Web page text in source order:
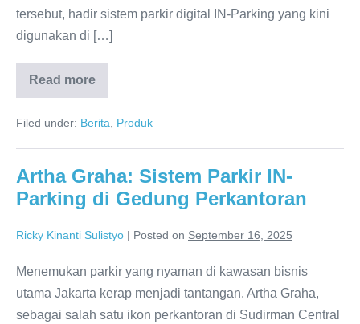
tersebut, hadir sistem parkir digital IN-Parking yang kini
digunakan di […]
Read more
Filed under: Berita Produk
Artha Graha: Sistem Parkir IN-
Parking di Gedung Perkantoran
Ricky Kinanti Sulistyo | Posted on September 16, 2025
Menemukan parkir yang nyaman di kawasan bisnis
utama Jakarta kerap menjadi tantangan. Artha Graha,
sebagai salah satu ikon perkantoran di Sudirman Central